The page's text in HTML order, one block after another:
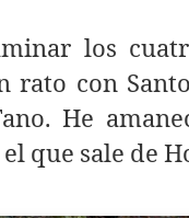
los
rato con
He
que sale de